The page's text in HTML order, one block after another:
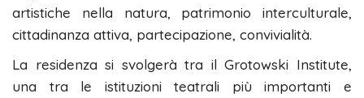
artistiche nella natura, patrimonio interculturale,
cittadinanza attiva, partecipazione, convivialità.
La residenza si svolgerà tra il Grotowski Institute,
una tra le istituzioni teatrali più importanti e